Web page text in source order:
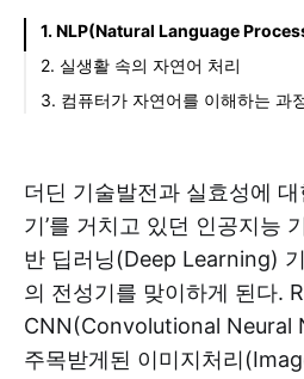
1. NLP(Natural Language
2. 실생활 속의 자연어 처리
3. 컴퓨터가 자연어를 이해하는 과
더딘 기술발전과 실효성에 대
기’를 거치고 있던 인공지능
반 딥러닝(Deep Learning)
의 전성기를 맞이하게 된다.
CNN(Convolutional Neural
주목받게된 이미지처리